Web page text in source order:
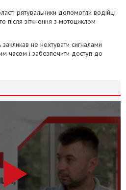
рятувальники допомогли водійці
після зіткнення з мотоциклом
не нехтувати сигналами
часом і забезпечити доступ до